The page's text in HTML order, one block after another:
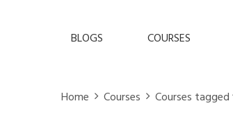
BLOGS COURSES
Home Courses Courses tagged